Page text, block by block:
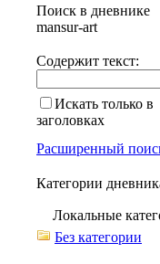
Поиск в дневнике
mansur-art
Содержит текст:
Искать только в
заголовках
Расширенный
Категории
Локальные
Без категории